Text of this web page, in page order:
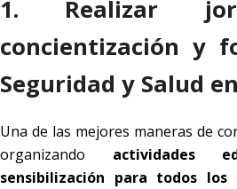
1. Realizar
concientización y
Seguridad y Salud
Una de las mejores maneras de
organizando actividades
sensibilización para todos los